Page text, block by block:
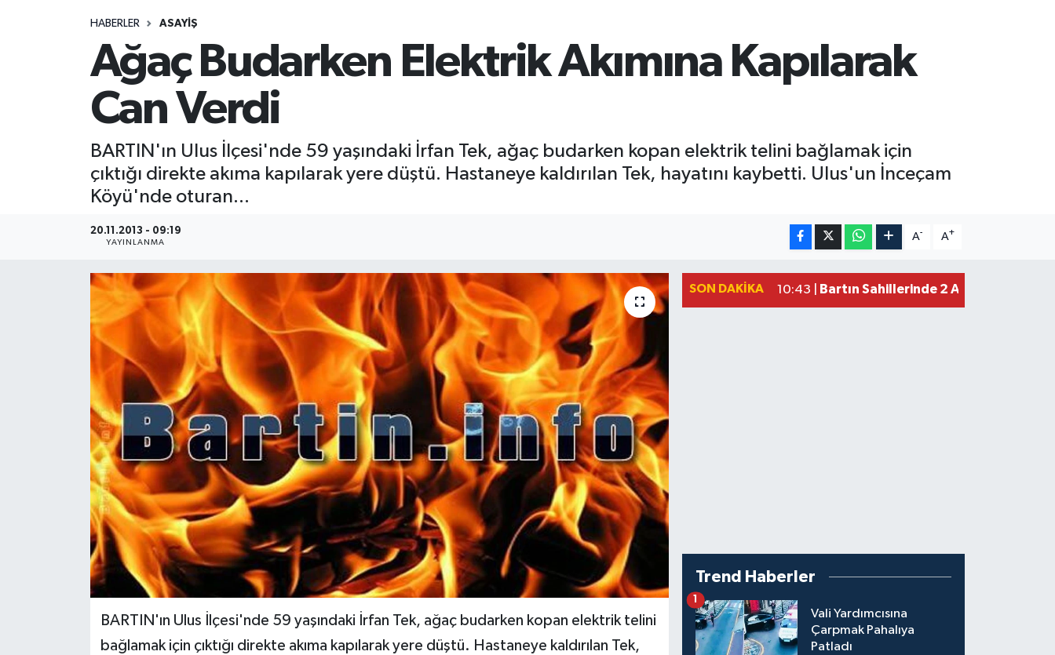
HABERLER ASAYIŞ
Ağaç Budarken Elektrik Akımına Kapılarak
Can Verdi
BARTIN'ın Ulus İlçesi'nde 59 yaşındaki İrfan Tek, ağaç budarken kopan elektrik telini bağlamak için
çıktığı direkte akıma kapılarak yere düştü. Hastaneye kaldırılan Tek, hayatını kaybetti. Ulus'un İnceçam
Köyü'nde oturan...
20.11.2013 - 09:19
YAYINLANMA
A- A+
BARTIN'ın Ulus İlçesi'nde 59 yaşındaki İrfan Tek, ağaç budarken kopan elektrik telini
bağlamak için çıktığı direkte akıma kapılarak yere düştü. Hastaneye kaldırılan Tek,
SON DAKIKA 10:43 | Bartın Sahillerinde 2 Ayda 271 Kişi
Trend Haberler
Vali Yardımcısına
Çarpmak Pahalıya
Patladı
1
Sivil Toplum
Yerel Yönetimler